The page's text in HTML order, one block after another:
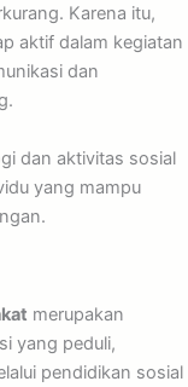
Karena itu,
aktif dalam kegiatan
dan
dan aktivitas sosial
yang mampu
merupakan
yang peduli,
pendidikan sosial